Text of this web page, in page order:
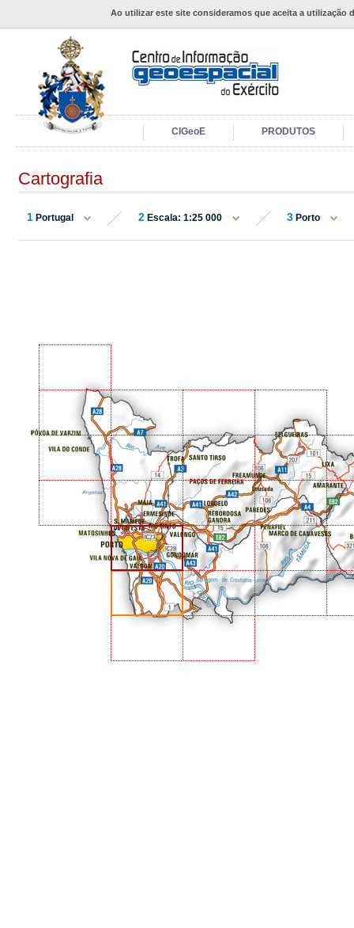
Ao utilizar este site consideramos que aceita a utilização
CIGeoE PRODUTOS
Cartografia
1 Portugal 2 Escala: 1:25 000 3 Porto